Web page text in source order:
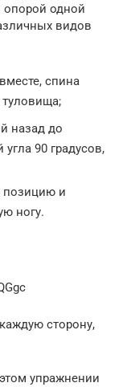
одной
видов
спина
назад до
90 градусов,
позицию и
ногу.
сторону,
упражнении